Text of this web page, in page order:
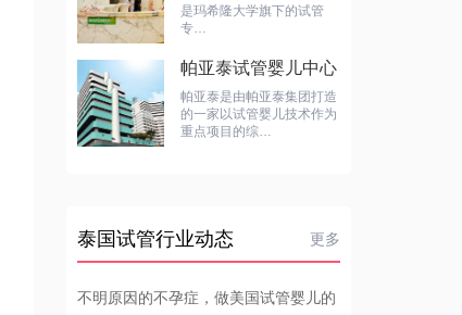
是玛希隆大学旗下的试管
专…
帕亚泰试管婴儿中心
帕亚泰是由帕亚泰集团打造
的一家以试管婴儿技术作为
重点项目的综…
泰国试管行业动态 更多
不明原因的不孕症，做美国试管婴儿的